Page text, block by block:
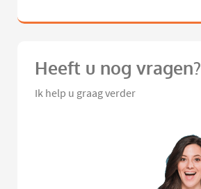
Heeft u nog vragen?
Ik help u graag verder